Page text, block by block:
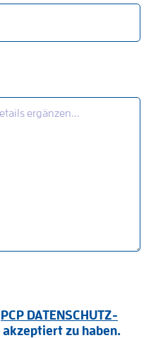
PCP DATENSCHUTZ-
akzeptiert zu haben.